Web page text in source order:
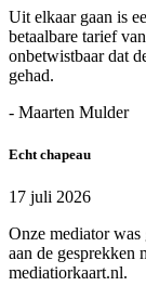
Uit elkaar gaan is
betaalbare tarief
onbetwistbaar dat
gehad.
- Maarten Mulder
Echt chapeau
17 juli 2026
Onze mediator
aan de gesprekken
mediatiorkaart.nl.